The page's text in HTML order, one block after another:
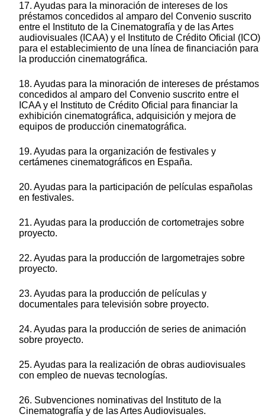
17. Ayudas para la minoración de intereses de los
préstamos concedidos al amparo del Convenio suscrito
entre el Instituto de la Cinematografía y de las Artes
audiovisuales (ICAA) y el Instituto de Crédito Oficial (ICO)
para el establecimiento de una línea de financiación para
la producción cinematográfica.
18. Ayudas para la minoración de intereses de préstamos
concedidos al amparo del Convenio suscrito entre el
ICAA y el Instituto de Crédito Oficial para financiar la
exhibición cinematográfica, adquisición y mejora de
equipos de producción cinematográfica.
19. Ayudas para la organización de festivales y
certámenes cinematográficos en España.
20. Ayudas para la participación de películas españolas
en festivales.
21. Ayudas para la producción de cortometrajes sobre
proyecto.
22. Ayudas para la producción de largometrajes sobre
proyecto.
23. Ayudas para la producción de películas y
documentales para televisión sobre proyecto.
24. Ayudas para la producción de series de animación
sobre proyecto.
25. Ayudas para la realización de obras audiovisuales
con empleo de nuevas tecnologías.
26. Subvenciones nominativas del Instituto de la
Cinematografía y de las Artes Audiovisuales.